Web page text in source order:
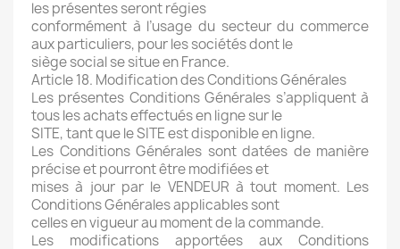
les présentes seront régies
conformément à l’usage du secteur du commerce
aux particuliers, pour les sociétés dont le
siège social se situe en France.
Article 18. Modification des Conditions Générales
Les présentes Conditions Générales s’appliquent à
tous les achats effectués en ligne sur le
SITE, tant que le SITE est disponible en ligne.
Les Conditions Générales sont datées de manière
précise et pourront être modifiées et
mises à jour par le VENDEUR à tout moment. Les
Conditions Générales applicables sont
celles en vigueur au moment de la commande.
Les modifications apportées aux Conditions